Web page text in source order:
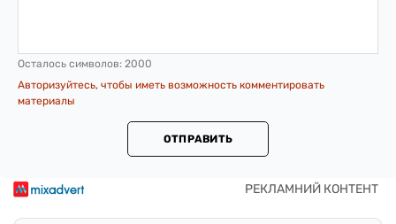
Осталось символов: 2000
Авторизуйтесь, чтобы иметь возможность комментировать
материалы
ОТПРАВИТЬ